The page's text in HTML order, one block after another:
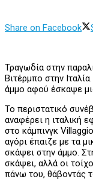
Share on Facebook
Τραγωδία στην
Βιτέρμπο στην
άμμο αφού έσκαψε
Το περιστατικό
αναφέρει η ιταλική
στο κάμπινγκ
αγόρι έπαιζε με τα
σκάψει στην άμμο.
σκάψει, αλλά οι
πάνω του, θάβοντάς